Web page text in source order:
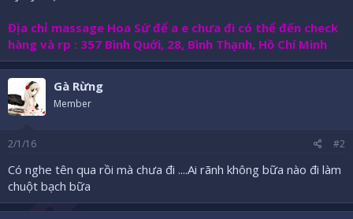
Địa chỉ massage Hoa Sứ để a e chưa đi có thể đến check
hàng và rp : 357 Bình Quới, 28, Bình Thạnh, Hồ Chí Minh
Gà Rừng
Member
2/1/16 #2
Có nghe tên qua rồi mà chưa đi ....Ai rãnh không bữa nào đi làm
chuột bạch bữa